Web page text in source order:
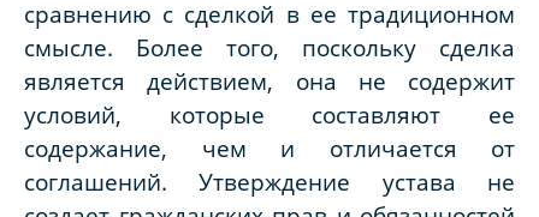
сравнению с сделкой в ее традиционном
смысле. Более того, поскольку сделка
является действием, она не содержит
условий, которые составляют ее
содержание, чем и отличается от
соглашений. Утверждение устава не